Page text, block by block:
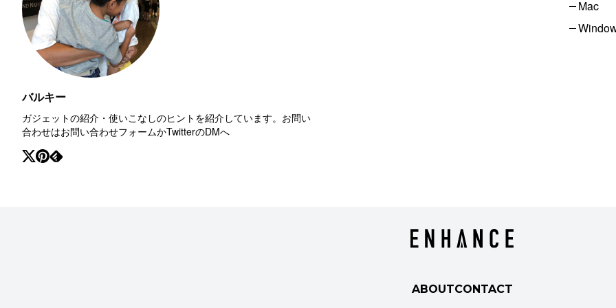
バルキー
ガジェットの紹介・使いこなしのヒントを紹介しています。お問い
合わせはお問い合わせフォームかTwitterのDMへ
Mac
ABOUTCONTACT